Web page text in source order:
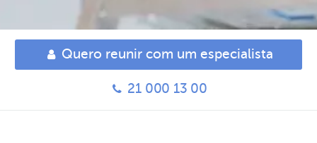
Quero reunir com um especialista
21 000 13 00